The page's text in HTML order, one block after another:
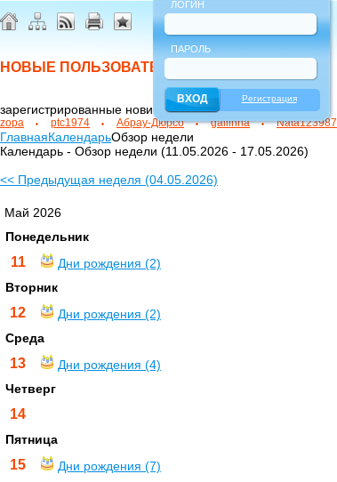
ЛОГИН
ПАРОЛЬ
Регистрация
НОВЫЕ ПОЛЬЗОВАТЕЛИ
зарегистрированные новички
zopa ptc1974 Абрау-Дюрсо gallinna Nata123987
ГлавнаяКалендарьОбзор недели
Календарь - Обзор недели (11.05.2026 - 17.05.2026)
<< Предыдущая неделя (04.05.2026)
Май 2026
Понедельник
11
Дни рождения (2)
Вторник
12
Дни рождения (2)
Среда
13
Дни рождения (4)
Четверг
14
Пятница
15
Дни рождения (7)